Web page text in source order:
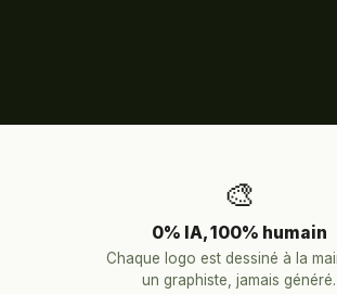
🎨
0% IA, 100% humain
Chaque logo est dessiné à la
un graphiste, jamais généré.